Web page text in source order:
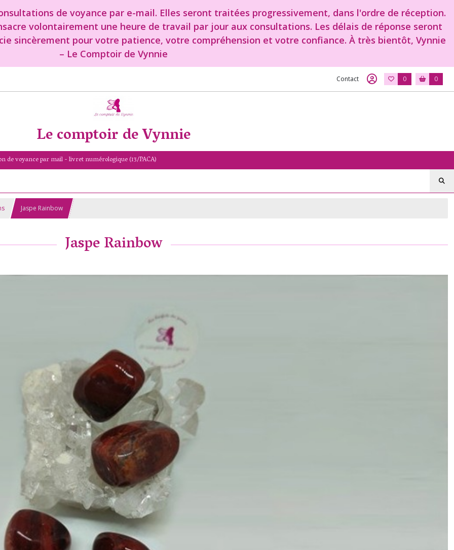
de voyance par e-mail. Elles seront traitées progressivement, dans l'ordre de réception.
volontairement une heure de travail par jour aux consultations. Les délais de réponse seront
sincèrement pour votre patience, votre compréhension et votre confiance. À très bientôt, Vynnie
– Le Comptoir de Vynnie
Contact 0 0
Le comptoir de Vynnie
de voyance par mail - livret numérologique (13/PACA)
Jaspe Rainbow
Jaspe Rainbow